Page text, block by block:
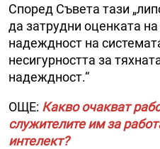
Според Съвета тази
да затрудни оценката
надеждност на
несигурността за
надеждност.“
ОЩЕ: Какво очакват
служителите им за
интелект?